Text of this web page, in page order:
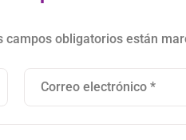
campos obligatorios están